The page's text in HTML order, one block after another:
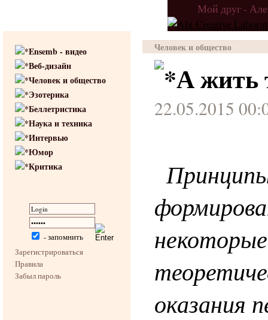
Мой друг -
Ensemb - видео
Веб-дизайн
Человек и общество
Эзотерика
Беллетристика
Наука и техника
Интервью
Юмор
Критика
- запомнить
Зарегистрироваться
Правила
Забыл пароль
Человек и общество
А жить
22.05.2015
оказания